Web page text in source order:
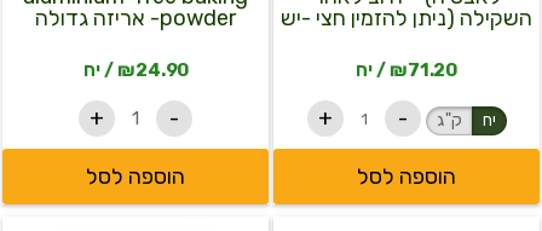
השקילה (ניתן להזמין חצי -יש
₪71.20 / יח
יח ק"ג -
לאחר
השקילה
להזמין
-
לציין
זאת
בהערות)
+
הוספה לסל
את
בעמוד
המוצר
powder- אריזה גדולה
₪24.90 / יח
-
אריזה
גדולה
+
הוספה לסל